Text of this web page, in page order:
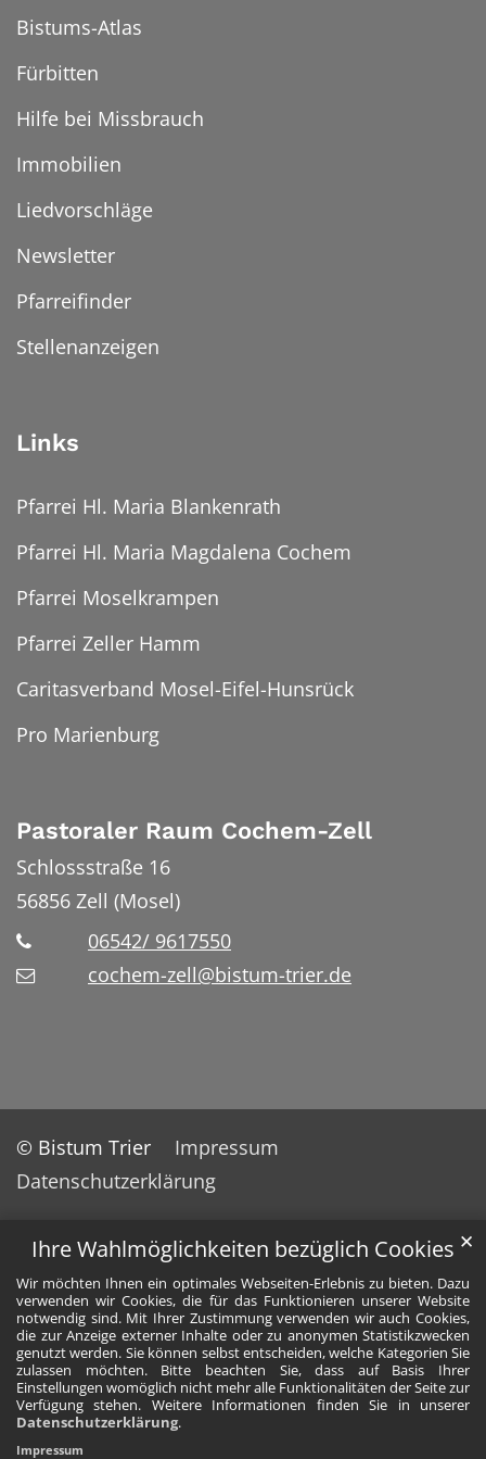
Ihre Wahlmöglichkeiten bezüglich Cookies
Wir möchten Ihnen ein optimales Webseiten-Erlebnis zu bieten. Dazu
verwenden wir Cookies, die für das Funktionieren unserer Website
notwendig sind. Mit Ihrer Zustimmung verwenden wir auch Cookies,
die zur Anzeige externer Inhalte oder zu anonymen Statistikzwecken
genutzt werden. Sie können selbst entscheiden, welche Kategorien Sie
zulassen möchten. Bitte beachten Sie, dass auf Basis Ihrer
Einstellungen womöglich nicht mehr alle Funktionalitäten der Seite zur
Verfügung stehen. Weitere Informationen finden Sie in unserer
Datenschutzerklärung.
✕
Impressum
Bistums-Atlas
Fürbitten
Hilfe bei Missbrauch
Immobilien
Liedvorschläge
Newsletter
Pfarreifinder
Stellenanzeigen
Links
Pfarrei Hl. Maria Blankenrath
Pfarrei Hl. Maria Magdalena Cochem
Pfarrei Moselkrampen
Pfarrei Zeller Hamm
Caritasverband Mosel-Eifel-Hunsrück
Pro Marienburg
Pastoraler Raum Cochem-Zell
Schlossstraße 16
56856 Zell (Mosel)
06542/ 9617550
cochem-zell@bistum-trier.de
© Bistum Trier
Impressum
Datenschutzerklärung